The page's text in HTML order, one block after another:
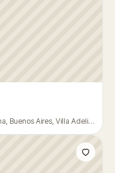
Av Ader 1560, Villa Adelina, Villa Adelina, Buenos Aires, Villa Adelina